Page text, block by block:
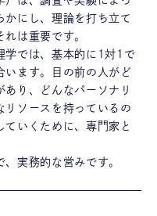
かにし、理論を打ち立て
は重要です。
学では、基本的に1対1で
います。目の前の人がど
り、どんなパーソナリ
リソースを持っているの
いくために、専門家と
実務的な営みです。